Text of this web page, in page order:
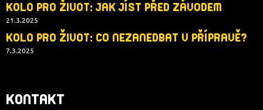
KOLO PRO ŽIVOT: JAK JÍST PŘED ZÁVODEM
21.3.2025
KOLO PRO ŽIVOT: CO NEZANEDBAT V PŘÍPRAVĚ?
7.3.2025
KONTAKT